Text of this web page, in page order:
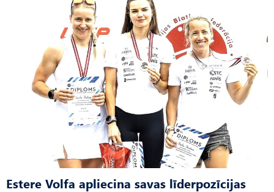
Estere Volfa apliecina savas līderpozīcijas